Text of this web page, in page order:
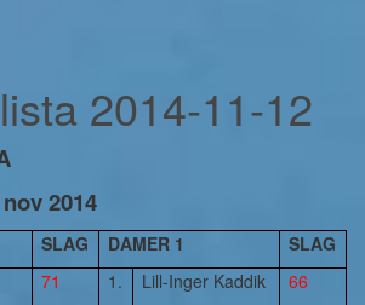
2014-11-12
2014
SLAG DAMER 1
SLAG
71 1. Lill-Inger Kaddik
66